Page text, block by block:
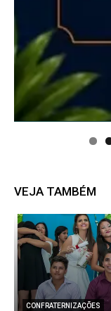
VEJA TAMBÉM
CONFRATERNIZAÇÕES